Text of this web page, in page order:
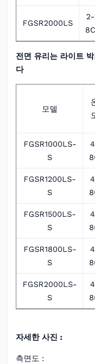
FGSR2000LS
2-
8C
전면 유리는 라이트
다
모델
FGSR1000LS-
S
FGSR1200LS-
S
FGSR1500LS-
S
FGSR1800LS-
S
FGSR2000LS-
S
자세한 사진 :
측면도 :